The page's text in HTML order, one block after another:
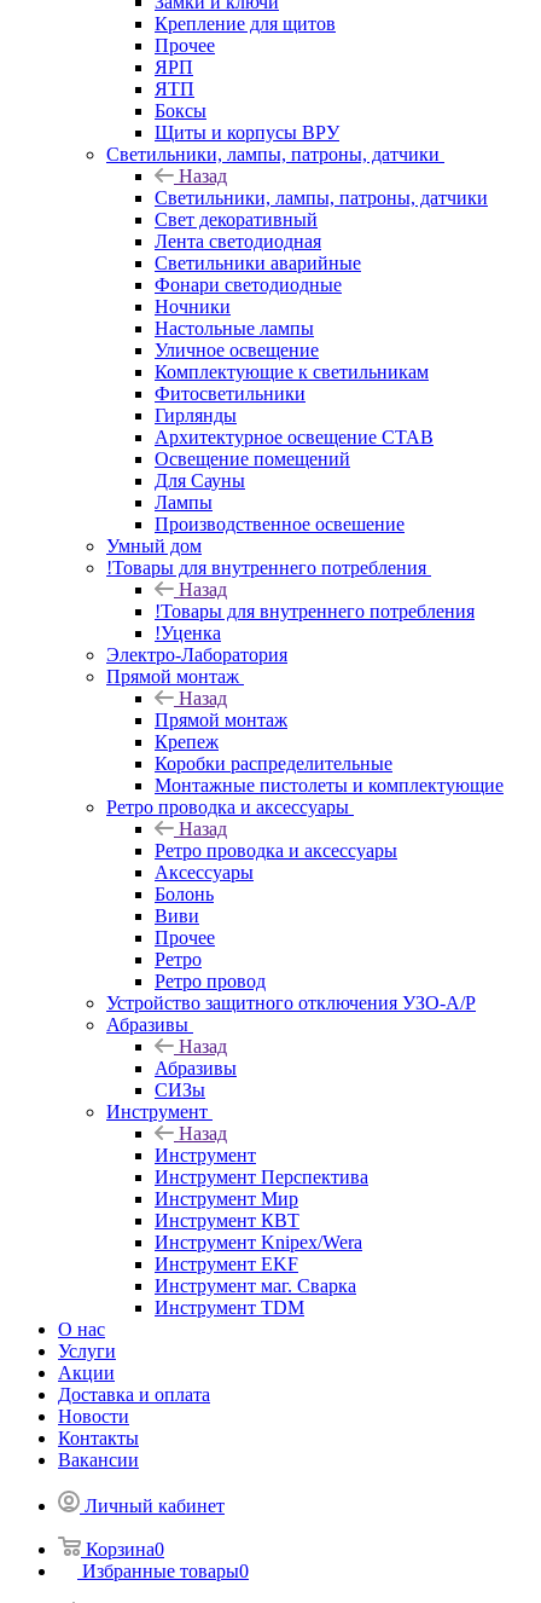
Крепление для щитов
Прочее
ЯРП
ЯТП
Боксы
Щиты и корпусы ВРУ
Светильники, лампы, патроны, датчики
Назад
Светильники, лампы, патроны, датчики
Свет декоративный
Лента светодиодная
Светильники аварийные
Фонари светодиодные
Ночники
Настольные лампы
Уличное освещение
Комплектующие к светильникам
Фитосветильники
Гирлянды
Архитектурное освещение СТАВ
Освещение помещений
Для Сауны
Лампы
Производственное освешение
Умный дом
!Товары для внутреннего потребления
Назад
!Товары для внутреннего потребления
!Уценка
Электро-Лаборатория
Прямой монтаж
Назад
Прямой монтаж
Крепеж
Коробки распределительные
Монтажные пистолеты и комплектующие
Ретро проводка и аксессуары
Назад
Ретро проводка и аксессуары
Аксессуары
Болонь
Виви
Прочее
Ретро
Ретро провод
Устройство защитного отключения УЗО-А/Р
Абразивы
Назад
Абразивы
СИЗы
Инструмент
Назад
Инструмент
Инструмент Перспектива
Инструмент Мир
Инструмент КВТ
Инструмент Knipex/Wera
Инструмент EKF
Инструмент маг. Сварка
Инструмент TDM
О нас
Услуги
Акции
Доставка и оплата
Новости
Контакты
Вакансии
Личный кабинет
Корзина0
Избранные товары0